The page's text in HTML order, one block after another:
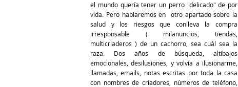
el mundo quería tener un perro "delicado" de por
vida. Pero hablaremos en otro apartado sobre la
salud y los riesgos que conlleva la compra
irresponsable ( milanuncios, tiendas,
multicriaderos ) de un cachorro, sea cuál sea la
raza. Dos años de búsqueda, altibajos
emocionales, desilusiones, y volvía a ilusionarme,
llamadas, emails, notas escritas por toda la casa
con nombres de criadores, números de teléfono,